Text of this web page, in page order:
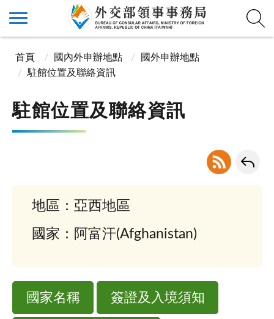
首頁 國內外申辦地點
國外申辦地點
駐館位置及聯絡資訊
駐館位置及聯絡資訊
地區：亞西地區
國家：阿富汗(Afghanistan)
國家名稱 簽證及入境須知